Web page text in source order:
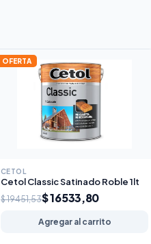
OFERTA
CETOL
Cetol Classic Satinado Roble 1lt
$ 19451,53$ 16533,80
Agregar al carrito